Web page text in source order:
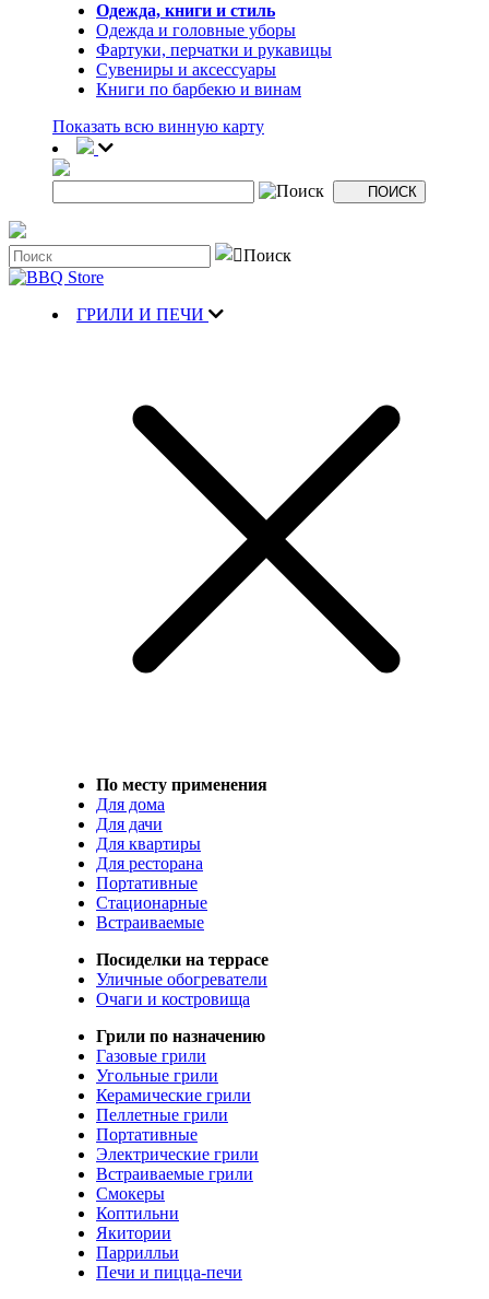
Одежда, книги и стиль
Одежда и головные уборы
Фартуки, перчатки и рукавицы
Сувениры и аксессуары
Книги по барбекю и винам
Показать всю винную карту
ГРИЛИ И ПЕЧИ
По месту применения
Для дома
Для дачи
Для квартиры
Для ресторана
Портативные
Стационарные
Встраиваемые
Посиделки на террасе
Уличные обогреватели
Очаги и костровища
Грили по назначению
Газовые грили
Угольные грили
Керамические грили
Пеллетные грили
Портативные
Электрические грили
Встраиваемые грили
Смокеры
Коптильни
Якитории
Паррилльи
Печи и пицца-печи